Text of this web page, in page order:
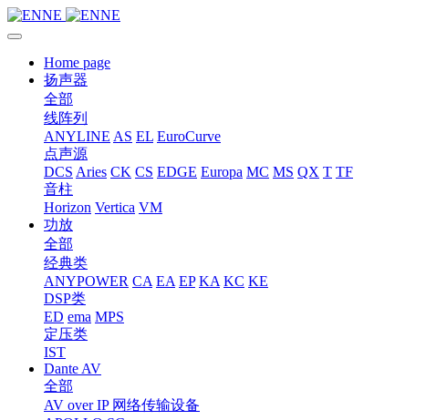
Home page
扬声器
全部
线阵列
ANYLINE AS EL EuroCurve
点声源
DCS Aries CK CS EDGE Europa MC MS QX T TF
音柱
Horizon Vertica VM
功放
全部
经典类
ANYPOWER CA EA EP KA KC KE
DSP类
ED ema MPS
定压类
IST
Dante AV
全部
AV over IP 网络传输设备